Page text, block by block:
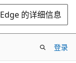
的详细信息
登录